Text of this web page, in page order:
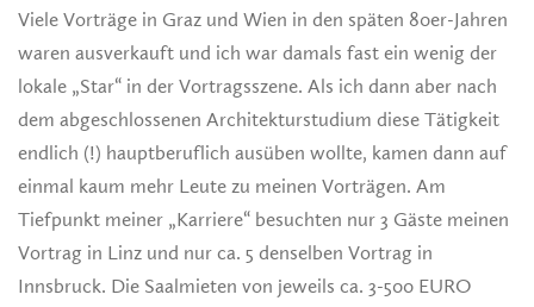
Viele Vorträge in Graz und Wien in den späten 80er-Jahren
waren ausverkauft und ich war damals fast ein wenig der
lokale „Star“ in der Vortragsszene. Als ich dann aber nach
dem abgeschlossenen Architekturstudium diese Tätigkeit
endlich (!) hauptberuflich ausüben wollte, kamen dann auf
einmal kaum mehr Leute zu meinen Vorträgen. Am
Tiefpunkt meiner „Karriere“ besuchten nur 3 Gäste meinen
Vortrag in Linz und nur ca. 5 denselben Vortrag in
Innsbruck. Die Saalmieten von jeweils ca. 3-500 EURO